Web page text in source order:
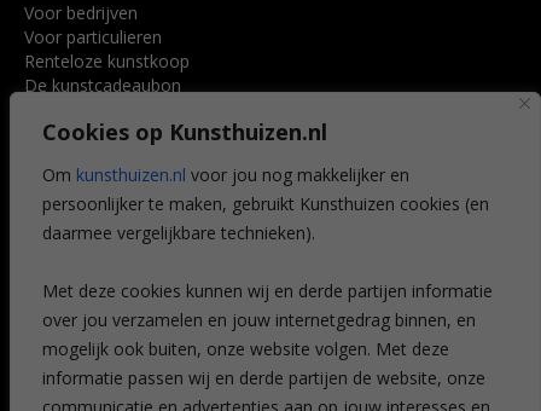
Cookies op Kunsthuizen.nl
Om kunsthuizen.nl voor jou nog makkelijker en
persoonlijker te maken, gebruikt Kunsthuizen cookies (en
daarmee vergelijkbare technieken).
Met deze cookies kunnen wij en derde partijen informatie
over jou verzamelen en jouw internetgedrag binnen, en
mogelijk ook buiten, onze website volgen. Met deze
informatie passen wij en derde partijen de website, onze
Voor bedrijven
Voor particulieren
Renteloze kunstkoop
De kunstcadeaubon
Voordelen
Veelgestelde vragen
CONTACT
Leiden
Amsterdam
Breda
Favorieten
Mijn art alert